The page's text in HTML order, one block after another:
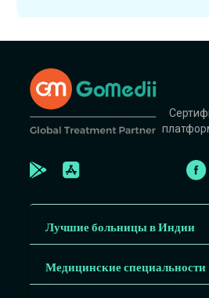
Лучшие больницы в Индии
Медицинские специальности